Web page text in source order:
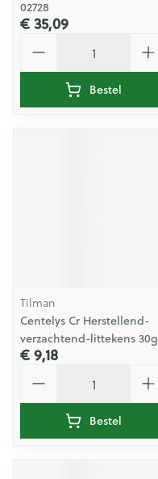
02728
€ 35,09
Bestel
Tilman
Centelys Cr Herstellend-
verzachtend-littekens 30g
€ 9,18
Bestel